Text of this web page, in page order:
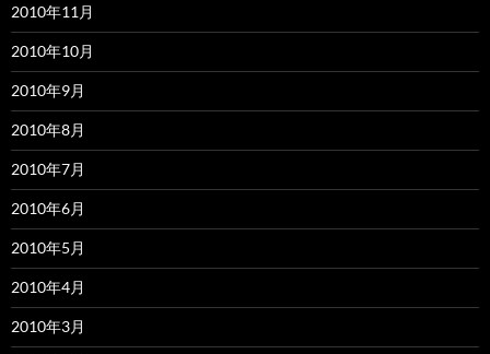
2010年11月
2010年10月
2010年9月
2010年8月
2010年7月
2010年6月
2010年5月
2010年4月
2010年3月